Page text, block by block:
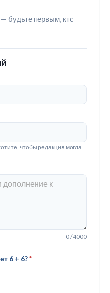
будьте первым, кто
чтобы редакция могла
0 / 4000
6 + 6?*